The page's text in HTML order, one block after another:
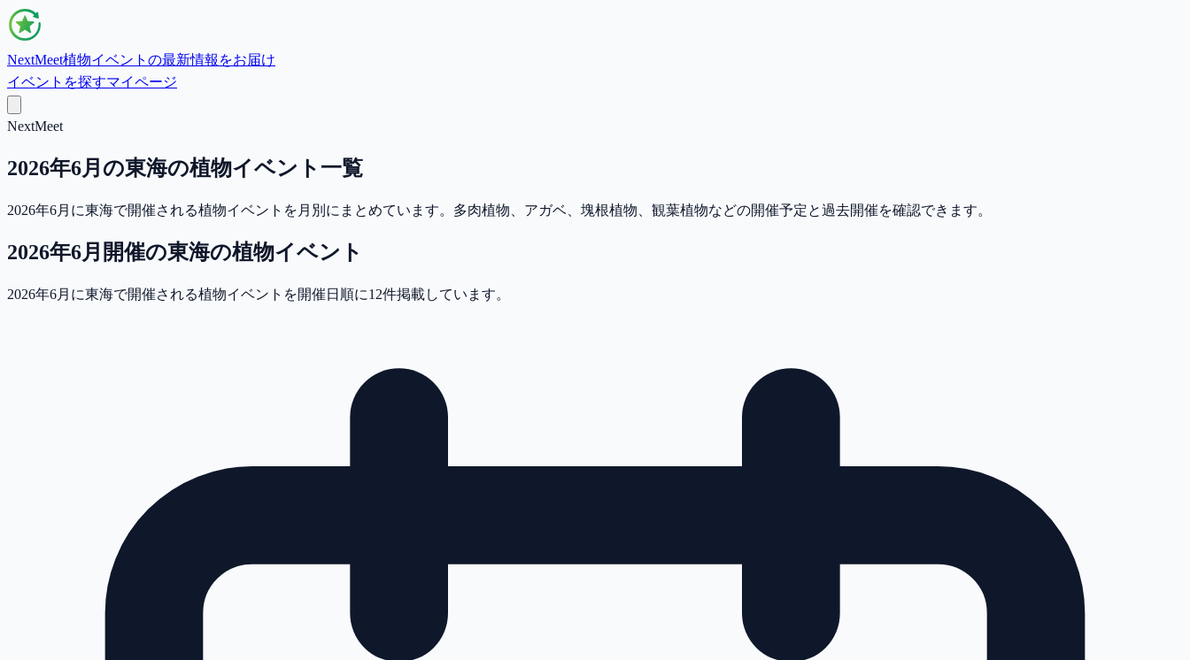
NextMeet植物イベントの最新情報をお届け
イベントを探すマイページ
NextMeet
2026年6月の東海の植物イベント一覧
2026年6月に東海で開催される植物イベントを月別にまとめています。多肉植物、アガベ、塊根植物、観葉植物などの開催予定と過去開催を確認できます。
2026年6月 開催の東海の植物イベント
2026年6月に東海で開催される植物イベントを開催日順に12件掲載しています。